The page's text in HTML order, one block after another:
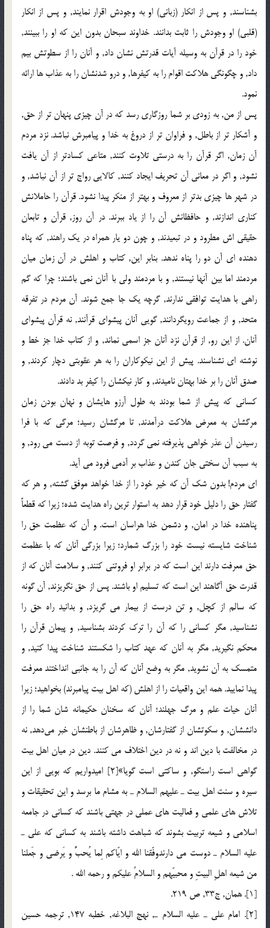
بشناسند, و پس از انكار (زباني) او به وجودش اقرار نمايند, و پس از انكار
(قلبي) او وجودش را ثابت بدانند. خداوند سبحان بدون اين كه او را ببينند,
خود را در قرآن به وسيله آيات قدرتش نشان داد, و آنان را از سطوتش بيم
داد, و چگونگي هلاكت اقوام را به كيفرها, و درو شدنشان را به عذاب ها ارائه
نمود.
پس از من, به زودي بر شما روزگاري رسد كه در آن چيزي پنهان تر از حق,
و آشكار تر از باطل, و فراوان تر از دروغ به خدا و پيامبرش نباشد. نزد مردم
آن زمان, اگر قرآن را به درستي تلاوت كنند, متاعي كسادتر از آن يافت
نشود, و اگر در معاني آن تحريف ايجاد كنند, كالايي رواج تر از آن نباشد, و
در شهر ها چيزي بدتر از معروف و بهتر از منكر پيدا نشود. قرآن را حاملانش
كناري اندازند, و حافظانش آن را از ياد ببرند. در آن روز, قرآن و تابعان
حقيقي اش مطرود و در تبعيدند, و چون دو يار همراه در يك راهند, كه پناه
دهنده اي آن دو را پناه ندهد. بنابر اين, كتاب و اهلش در آن زمان ميان
مردمند اما بين آنها نيستند, و با مردمند ولي با آنان نمي باشند؛ چرا كه گم
راهي با هدايت توافقي ندارند, گرچه يك جا جمع شوند. آن مردم در تفرقه
متحد, و از جماعت رويگردانند, گويي آنان پيشواي قرآنند, نه قرآن پيشواي
آنان. از اين رو, از قرآن نزد آنان جز اسمي نماند, و از كتاب خدا جز خط و
نوشته اي نشناسند. پيش از اين نيكوكاران را به هر عقوبتي دچار كردند, و
صدق آنان را بر خدا بهتان ناميدند, و كار نيكشان را كيفر بد دادند.
كساني كه پيش از شما بودند به طول آرزو هايشان و نهان بودن زمان
مرگشان به معرض هلاكت درآمدند, تا مرگشان رسيد؛ مرگي كه با فرا
رسيدن آن عذر خواهي پذيرفته نمي گردد, و فرصت توبه از دست مي رود, و
به سبب آن سختي جان كندن و عذاب بر آدمي فرود مي آيد.
اي مردم! بدون شك آن كه خير خود را از خدا خواهد موفق گشته, و هر كه
گفتار حق را دليل خود قرار دهد به استوار ترين راه هدايت شده؛ زيرا كه قطعاً
پناهنده خدا در امان, و دشمن خدا هراسان است. و آن كه عظمت حق را
شناخت شايسته نيست خود را بزرگ شمارد؛ زيرا بزرگي آنان كه با عظمت
حق معرفت دارند اين است كه در برابر او فروتني كنند, و سلامت آنان كه از
قدرت حق آگاهند اين است كه تسليم او باشند. پس از حق نگريزند, آن گونه
كه سالم از كچل, و تن درست از بيمار مي گريزد, و بدانيد راه حق را
نشناسيد, مگر كساني را كه آن را ترك كردند بشناسيد, و پيمان قرآن را
محكم نگيريد, مگر به آنان كه عهد كتاب را شكستند شناخت پيدا كنيد, و
متمسك به آن نشويد, مگر به وضع آنان كه آن را به جانبي انداختند معرفت
پيدا نماييد. همه اين واقعيات را از اهلش (كه اهل بيت پيامبرند) بخواهيد؛ زيرا
آنان حيات علم و مرگ جهلند؛ آنان كه سخنان حكيمانه شان شما را از
دانششان, و سكوتشان از گفتارشان, و ظاهرشان از باطنشان خبر مي‌دهد, نه
در مخالفت با دين اند و نه در دين اختلاف مي كنند. دين در ميان اهل بيت
گواهي است راستگو, و ساكتي است گويا»[2] اميدواريم كه بويي از اين
سيره و سنت اهل بيت ـ عليهم السلام ـ به مشام ما برسد و اين تحقيقات و
تلاش هاي علمي و فعاليت هاي عملي در جهتي باشند كه كساني در جامعه
اسلامي و شيعه تربيت بشوند كه شباهت داشته باشند به كساني كه علي ـ
عليه السلام ـ دوست مي دارندوفّقنا الله و ايّاكم لِما يُحبُّ و يَرضي و جَعلنا
من شيعه اهلِ البيتِ و محبيّهم و السلامُ عليكم و رحمه الله .
[1]. همان, ج33, ص 219.
[2]. امام علي ـ عليه السلام ـ, نهج البلاغه, خطبه 147, ترجمه حسين